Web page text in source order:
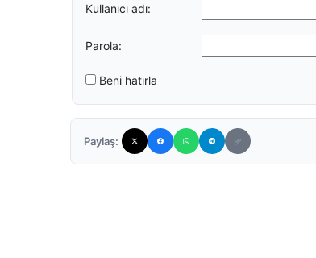
Kullanıcı adı:
Parola:
Beni hatırla
Paylaş: